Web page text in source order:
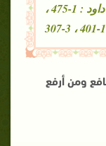
مسند أحمد 5-244 ، سنن أبي داود : 1-475 ،
ومن أرفع